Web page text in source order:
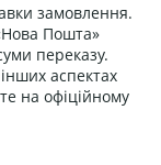
замовлення.
Пошта»
переказу.
аспектах
на офіційному